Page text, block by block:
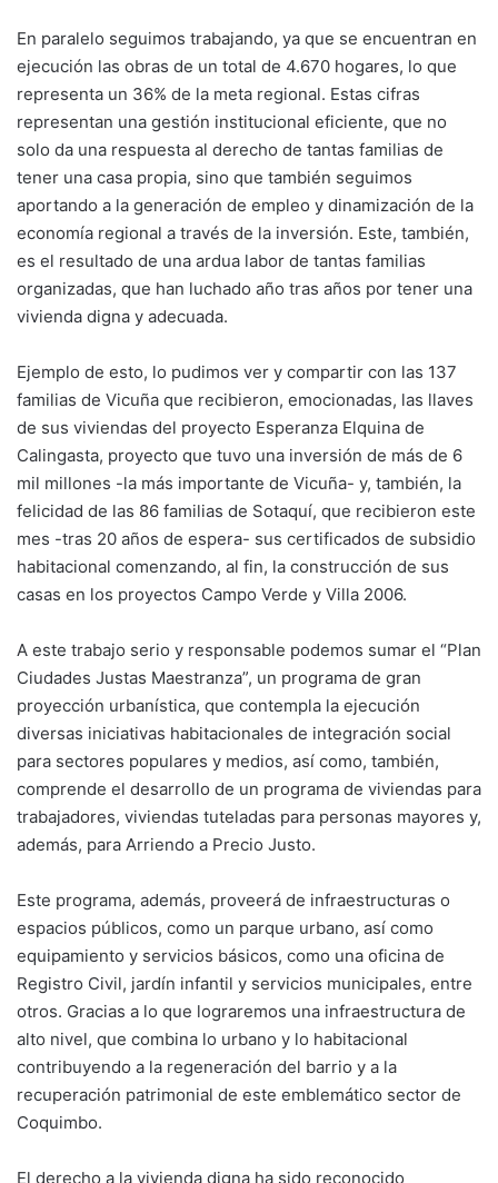
En paralelo seguimos trabajando, ya que se encuentran en
ejecución las obras de un total de 4.670 hogares, lo que
representa un 36% de la meta regional. Estas cifras
representan una gestión institucional eficiente, que no
solo da una respuesta al derecho de tantas familias de
tener una casa propia, sino que también seguimos
aportando a la generación de empleo y dinamización de la
economía regional a través de la inversión. Este, también,
es el resultado de una ardua labor de tantas familias
organizadas, que han luchado año tras años por tener una
vivienda digna y adecuada.
Ejemplo de esto, lo pudimos ver y compartir con las 137
familias de Vicuña que recibieron, emocionadas, las llaves
de sus viviendas del proyecto Esperanza Elquina de
Calingasta, proyecto que tuvo una inversión de más de 6
mil millones -la más importante de Vicuña- y, también, la
felicidad de las 86 familias de Sotaquí, que recibieron este
mes -tras 20 años de espera- sus certificados de subsidio
habitacional comenzando, al fin, la construcción de sus
casas en los proyectos Campo Verde y Villa 2006.
A este trabajo serio y responsable podemos sumar el “Plan
Ciudades Justas Maestranza”, un programa de gran
proyección urbanística, que contempla la ejecución
diversas iniciativas habitacionales de integración social
para sectores populares y medios, así como, también,
comprende el desarrollo de un programa de viviendas para
trabajadores, viviendas tuteladas para personas mayores y,
además, para Arriendo a Precio Justo.
Este programa, además, proveerá de infraestructuras o
espacios públicos, como un parque urbano, así como
equipamiento y servicios básicos, como una oficina de
Registro Civil, jardín infantil y servicios municipales, entre
otros. Gracias a lo que lograremos una infraestructura de
alto nivel, que combina lo urbano y lo habitacional
contribuyendo a la regeneración del barrio y a la
recuperación patrimonial de este emblemático sector de
Coquimbo.
El derecho a la vivienda digna ha sido reconocido